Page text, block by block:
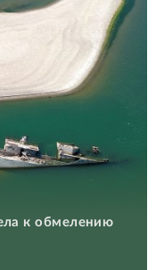
к обмелению